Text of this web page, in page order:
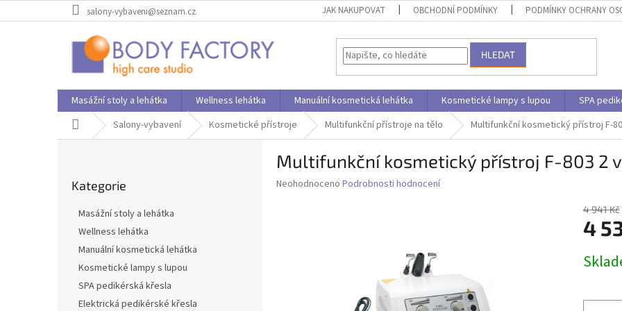
na
salony-vybaveni@seznam.cz JAK NAKUPOVAT OBCHODNÍ PODMÍNKY PODMÍNKY OCHRANY
HLEDAT
Masážní stoly a lehátka Wellness lehátka Manuální kosmetická lehátka Kosmetické lampy s lupou SPA
Domů Salony-vybavení Kosmetické přístroje Multifunkční přístroje na tělo Multifunkční kosmetický přístroj F-
kategorie
Kategorie
Masážní stoly a lehátka
Wellness lehátka
Manuální kosmetická lehátka
Kosmetické lampy s lupou
SPA pedikérská křesla
Elektrická pedikérské křesla
Multifunkční kosmetický přístroj F-803 2 v
Průměrné
Neohodnoceno Podrobnosti hodnocení
4 941 Kč
4
cena: